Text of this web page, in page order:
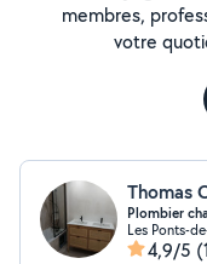
membres,
votre
Plombier
Les Ponts-
4,9/5